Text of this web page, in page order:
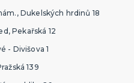
Dukelských hrdinů 18
Pekařská 12
- Divišova 1
139